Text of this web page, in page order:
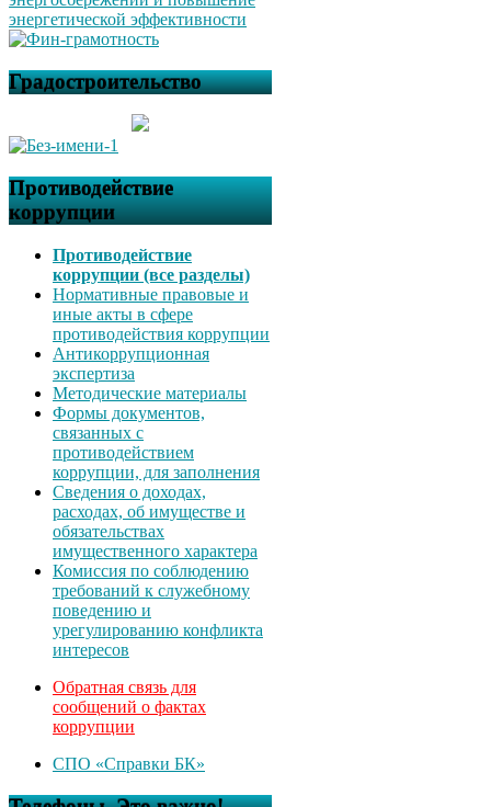
Градостроительство
Противодействие
коррупции
Противодействие
коррупции (все разделы)
Нормативные правовые и
иные акты в сфере
противодействия коррупции
Антикоррупционная
экспертиза
Методические материалы
Формы документов,
связанных с
противодействием
коррупции, для заполнения
Сведения о доходах,
расходах, об имуществе и
обязательствах
имущественного характера
Комиссия по соблюдению
требований к служебному
поведению и
урегулированию конфликта
интересов
Обратная связь для
сообщений о фактах
коррупции
СПО «Справки БК»